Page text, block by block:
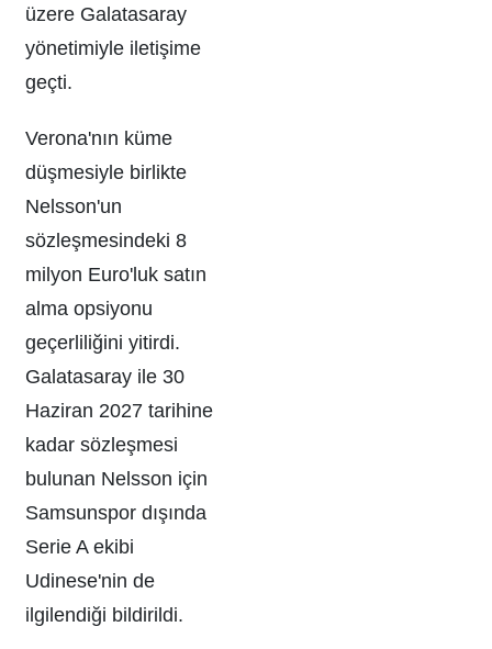
üzere Galatasaray
yönetimiyle iletişime
geçti.
Verona'nın küme
düşmesiyle birlikte
Nelsson'un
sözleşmesindeki 8
milyon Euro'luk satın
alma opsiyonu
geçerliliğini yitirdi.
Galatasaray ile 30
Haziran 2027 tarihine
kadar sözleşmesi
bulunan Nelsson için
Samsunspor dışında
Serie A ekibi
Udinese'nin de
ilgilendiği bildirildi.